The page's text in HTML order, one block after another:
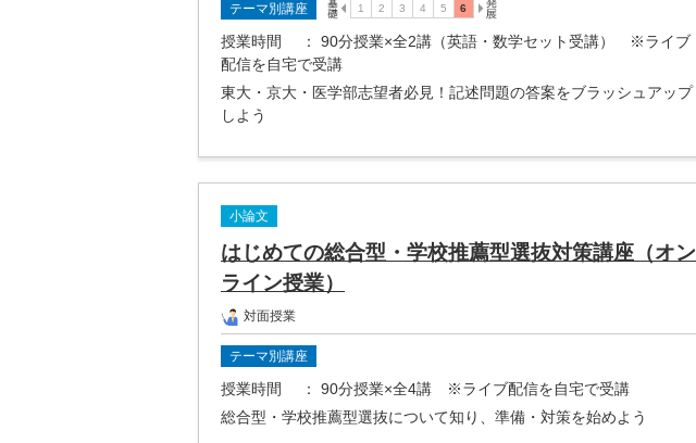
テーマ別講座
授業時間
： 90分授業×全2講（英語・数学セット受講） ※ライブ
配信を自宅で受講
東大・京大・医学部志望者必見！記述問題の答案をブラッシュアップ
しよう
小論文
はじめての総合型・学校推薦型選抜対策講座（オン
ライン授業）
対面授業
テーマ別講座
授業時間
： 90分授業×全4講 ※ライブ配信を自宅で受講
総合型・学校推薦型選抜について知り、準備・対策を始めよう